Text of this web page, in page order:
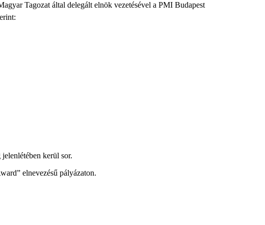
Tagozat által delegált elnök vezetésével a PMI Budapest
kerül sor.
elnevezésű pályázaton.